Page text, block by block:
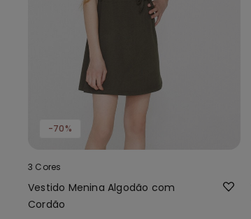
-70%
3 Cores
Vestido Menina Algodão com
Cordão